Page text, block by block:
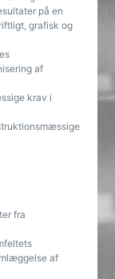
på en
grafisk og
af
krav i
fra
af